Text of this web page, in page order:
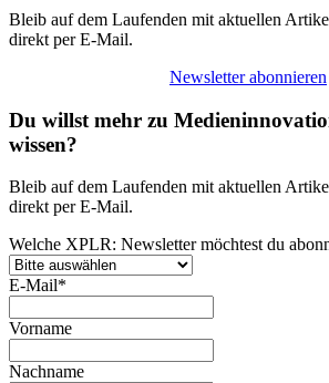
Bleib auf dem Laufenden mit aktuellen
direkt per E-Mail.
Newsletter abonnieren
Du willst mehr zu
wissen?
Bleib auf dem Laufenden mit aktuellen
direkt per E-Mail.
Welche XPLR: Newsletter möchtest du
E-Mail*
Vorname
Nachname